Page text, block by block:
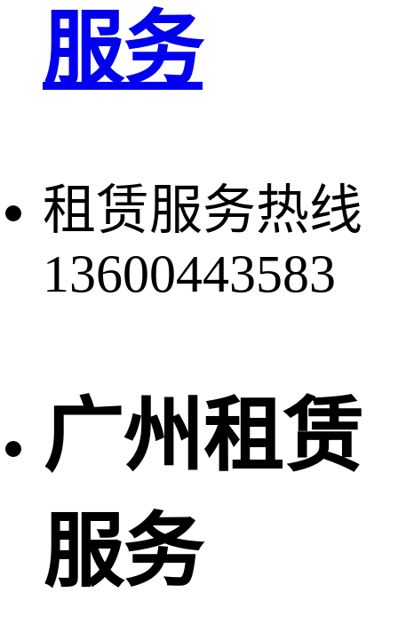
服务
租赁服务热线
13600443583
广州租赁
服务